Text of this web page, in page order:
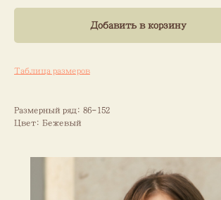
Добавить в корзину
Таблица размеров
Размерный ряд: 86-152
Цвет: Бежевый